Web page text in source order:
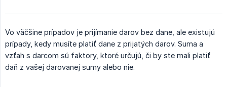
Vo väčšine prípadov je prijímanie darov bez dane, ale existujú
prípady, kedy musíte platiť dane z prijatých darov. Suma a
vzťah s darcom sú faktory, ktoré určujú, či by ste mali platiť
daň z vašej darovanej sumy alebo nie.